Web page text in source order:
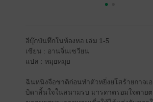
อีบุ๊กบันทึกในห้องหอ เล่ม 1-5
เขียน : อานจิ่นเซวียน
แปล : หมุยหมุย
ฉินหนิงจือชาติก่อนทำตัวหยิ่งยโสร้ายกาจเ
บิดาสิ้นใจในสนามรบ มารดาตรอมใจตาย